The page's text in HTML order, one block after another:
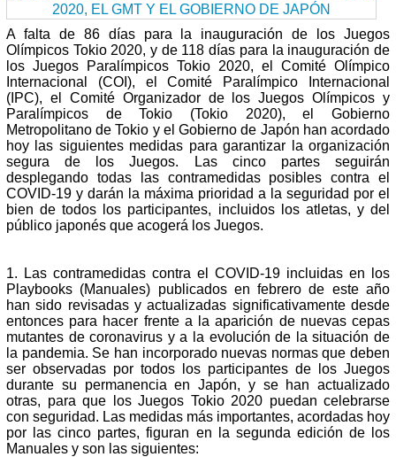
A falta de 86 días para la inauguración de los Juegos
Olímpicos Tokio 2020, y de 118 días para la inauguración de
los Juegos Paralímpicos Tokio 2020, el Comité Olímpico
Internacional (COI), el Comité Paralímpico Internacional
(IPC), el Comité Organizador de los Juegos Olímpicos y
Paralímpicos de Tokio (Tokio 2020), el Gobierno
Metropolitano de Tokio y el Gobierno de Japón han acordado
hoy las siguientes medidas para garantizar la organización
segura de los Juegos. Las cinco partes seguirán
desplegando todas las contramedidas posibles contra el
COVID-19 y darán la máxima prioridad a la seguridad por el
bien de todos los participantes, incluidos los atletas, y del
público japonés que acogerá los Juegos.
1. Las contramedidas contra el COVID-19 incluidas en los
Playbooks (Manuales) publicados en febrero de este año
han sido revisadas y actualizadas significativamente desde
entonces para hacer frente a la aparición de nuevas cepas
mutantes de coronavirus y a la evolución de la situación de
la pandemia. Se han incorporado nuevas normas que deben
ser observadas por todos los participantes de los Juegos
durante su permanencia en Japón, y se han actualizado
otras, para que los Juegos Tokio 2020 puedan celebrarse
con seguridad. Las medidas más importantes, acordadas hoy
por las cinco partes, figuran en la segunda edición de los
Manuales y son las siguientes: